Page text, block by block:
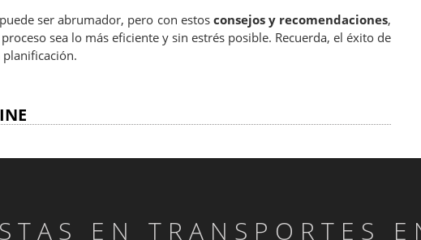
ser abrumador, pero con estos consejos y recomendaciones,
sea lo más eficiente y sin estrés posible. Recuerda, el éxito de
planificación.
EN TRANSPORTES